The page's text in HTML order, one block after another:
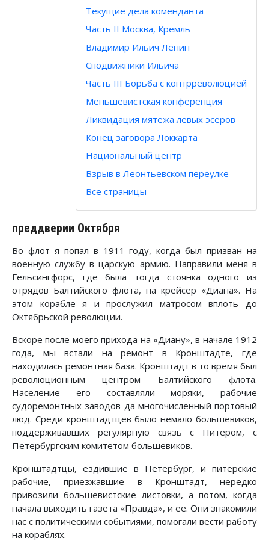
Текущие дела коменданта
Часть II Москва, Кремль
Владимир Ильич Ленин
Сподвижники Ильича
Часть III Борьба с контрреволюцией
Меньшевистская конференция
Ликвидация мятежа левых эсеров
Конец заговора Локкарта
Национальный центр
Взрыв в Леонтьевском переулке
Все страницы
преддверии Октября
Во флот я попал в 1911 году, когда был призван на
военную службу в царскую армию. Направили меня в
Гельсингфорс, где была тогда стоянка одного из
отрядов Балтийского флота, на крейсер «Диана». На
этом корабле я и прослужил матросом вплоть до
Октябрьской революции.
Вскоре после моего прихода на «Диану», в начале 1912
года, мы встали на ремонт в Кронштадте, где
находилась ремонтная база. Кронштадт в то время был
революционным центром Балтийского флота.
Население его составляли моряки, рабочие
судоремонтных заводов да многочисленный портовый
люд. Среди кронштадтцев было немало большевиков,
поддерживавших регулярную связь с Питером, с
Петербургским комитетом большевиков.
Кронштадтцы, ездившие в Петербург, и питерские
рабочие, приезжавшие в Кронштадт, нередко
привозили большевистские листовки, а потом, когда
начала выходить газета «Правда», и ее. Они знакомили
нас с политическими событиями, помогали вести работу
на кораблях.